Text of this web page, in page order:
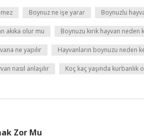
Boynuz ne işe yarar Boynuzlu
akika olur mu Boynuzu kırık hayvan neden
ne yapılır Hayvanların boynuzu neden
nasıl anlaşılır Koç kaç yaşında kurbanlık
Zor Mu